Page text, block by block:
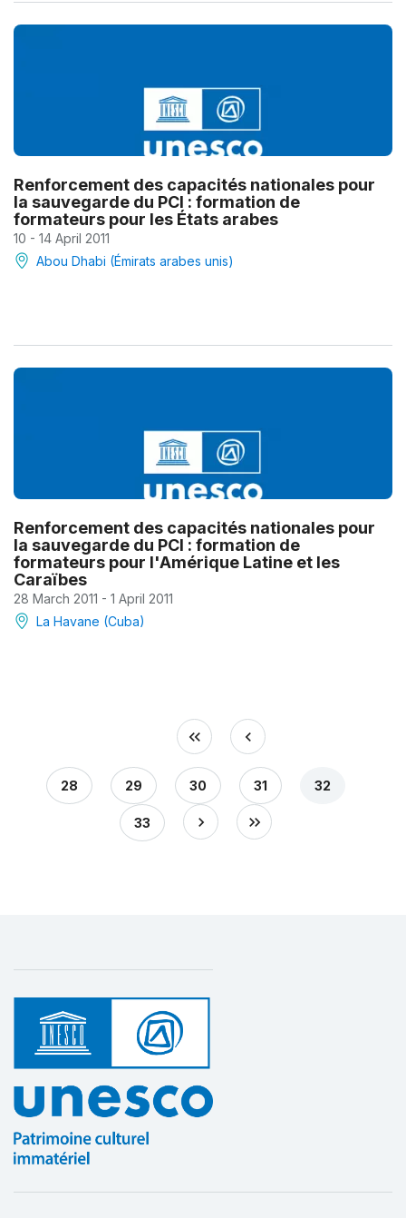
Renforcement des capacités nationales pour
la sauvegarde du PCI : formation de
formateurs pour les États arabes
10 - 14 April 2011
Abou Dhabi (Émirats arabes unis)
Renforcement des capacités nationales pour
la sauvegarde du PCI : formation de
formateurs pour l'Amérique Latine et les
Caraïbes
28 March 2011 - 1 April 2011
La Havane (Cuba)
28 29 30 31 32
33